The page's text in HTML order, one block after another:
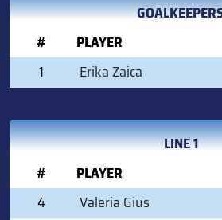
#
PLAYER
1
Erika Zaica
LINE 1
#
PLAYER
4
Valeria Gius